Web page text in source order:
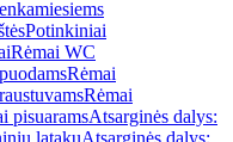
Potinkiniai
Rėmai WC
Rėmai
Rėmai
pisuaramsAtsarginės dalys:
latakuAtsarginės dalys: